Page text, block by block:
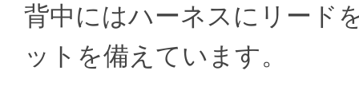
背中にはハーネスにリード
ットを備えています。